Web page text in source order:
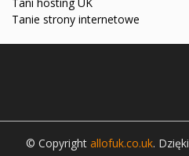
Tanie strony internetowe
© Copyright allofuk.co.uk. Dzięki